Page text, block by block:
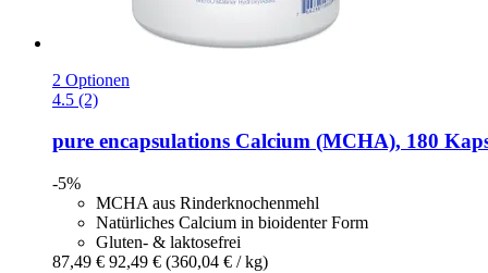
2 Optionen
4.5 (2)
pure encapsulations Calcium (MCHA), 180
-5%
MCHA aus Rinderknochenmehl
Natürliches Calcium in bioidenter Form
Gluten- & laktosefrei
87,49 € 92,49 € (360,04 € / kg)